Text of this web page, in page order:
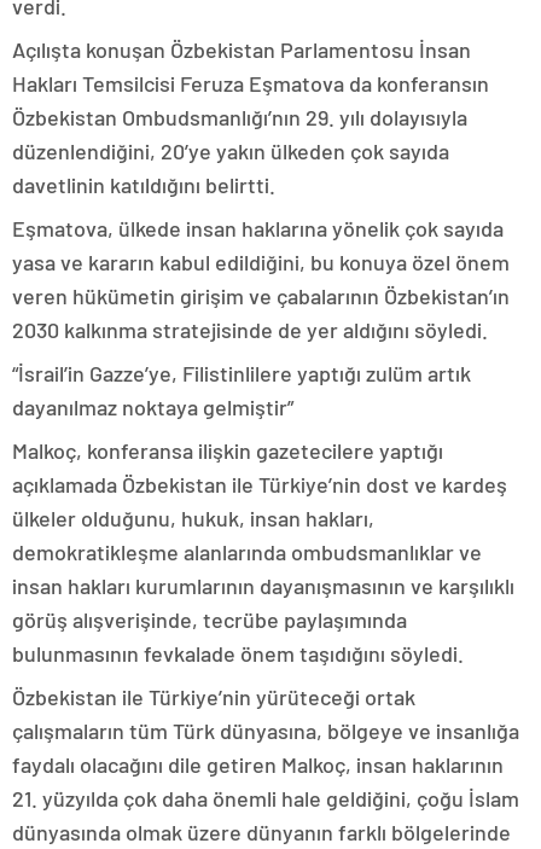
verdi.
Açılışta konuşan Özbekistan Parlamentosu İnsan
Hakları Temsilcisi Feruza Eşmatova da konferansın
Özbekistan Ombudsmanlığı’nın 29. yılı dolayısıyla
düzenlendiğini, 20’ye yakın ülkeden çok sayıda
davetlinin katıldığını belirtti.
Eşmatova, ülkede insan haklarına yönelik çok sayıda
yasa ve kararın kabul edildiğini, bu konuya özel önem
veren hükümetin girişim ve çabalarının Özbekistan’ın
2030 kalkınma stratejisinde de yer aldığını söyledi.
“İsrail’in Gazze’ye, Filistinlilere yaptığı zulüm artık
dayanılmaz noktaya gelmiştir”
Malkoç, konferansa ilişkin gazetecilere yaptığı
açıklamada Özbekistan ile Türkiye’nin dost ve kardeş
ülkeler olduğunu, hukuk, insan hakları,
demokratikleşme alanlarında ombudsmanlıklar ve
insan hakları kurumlarının dayanışmasının ve karşılıklı
görüş alışverişinde, tecrübe paylaşımında
bulunmasının fevkalade önem taşıdığını söyledi.
Özbekistan ile Türkiye’nin yürüteceği ortak
çalışmaların tüm Türk dünyasına, bölgeye ve insanlığa
faydalı olacağını dile getiren Malkoç, insan haklarının
21. yüzyılda çok daha önemli hale geldiğini, çoğu İslam
dünyasında olmak üzere dünyanın farklı bölgelerinde